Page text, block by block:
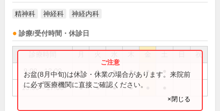
精神科 神経科 神経内科
診療/受付時間・休診日
祝
9:00～12:00 ● ● ● ● ●
13:00～17:00 ● ● ● ●
お盆(8月中旬)は休診・休業の場合があります。来院前
に必ず医療機関に直接ご確認ください。
×閉じる